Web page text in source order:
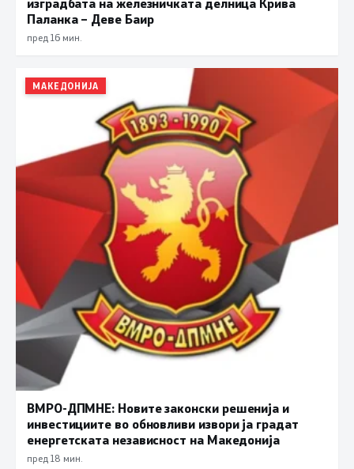
Паланка – Деве Баир
пред 16 мин.
МАКЕДОНИЈА
ВМРО-ДПМНЕ: Новите законски решенија и
инвестициите во обновливи извори ја градат
енергетската независност на Македонија
пред 18 мин.